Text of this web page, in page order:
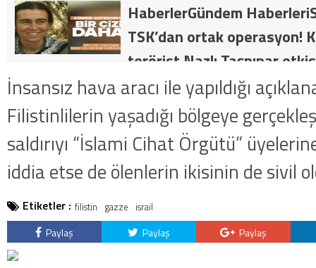
HaberlerGündem
TSK’dan ortak operasyon!
terörist Nazlı Taşpınar
dakika: MİT ve TSK’dan
kategorideki terörist Nazlı
getirildi .
İnsansız hava aracı ile yapıldığı
Filistinlilerin yaşadığı bölgeye
saldırıyı “İslami Cihat Örgütü”
iddia etse de ölenlerin ikisinin de sivil
Etiketler : filistin gazze israil
Paylaş Paylaş Paylaş